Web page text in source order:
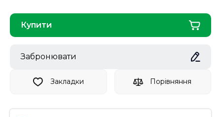
Купити
Забронювати
Закладки Порівняння